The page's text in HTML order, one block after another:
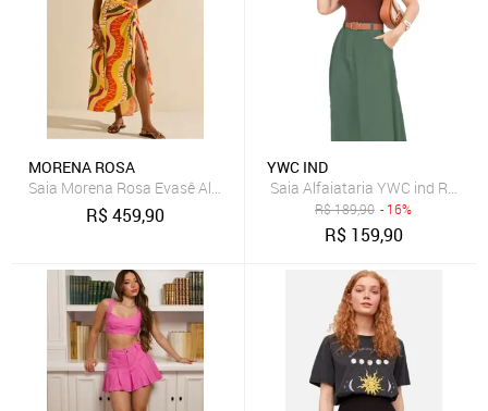
MORENA ROSA
Saia Morena Rosa Evasê Alta Midi Amarelo
R$459,90
YWC IND
Saia Alfaiataria YWC ind
R$189,90 - 16%
R$ 159,90